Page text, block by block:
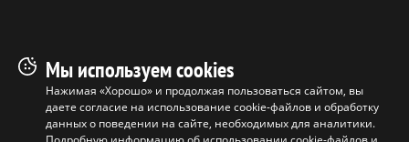
Пользовательское соглашение
Политика конфиденциальности
Программа лояльности
Условия продажи продукции
Мы используем cookies
Нажимая «Хорошо» и продолжая пользоваться сайтом, вы
даете согласие на использование cookie-файлов и обработку
данных о поведении на сайте, необходимых для аналитики.